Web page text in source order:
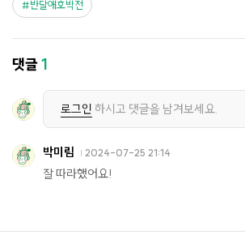
반달애호박전
댓글1
로그인 하시고 댓글을 남겨보세요.
박미림 2024-07-25 21:14
잘 따라했어요!